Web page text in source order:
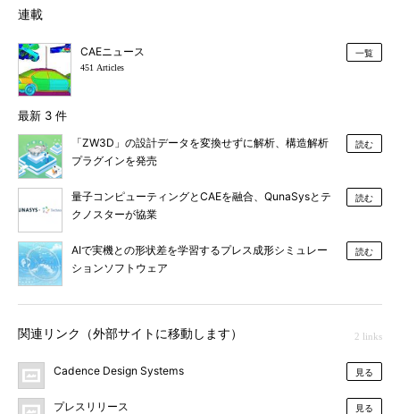
連載
CAEニュース
451 Articles
一覧
最新 3 件
「ZW3D」の設計データを変換せずに解析、構造解析
プラグインを発売
読む
量子コンピューティングとCAEを融合、QunaSysとテ
クノスターが協業
読む
AIで実機との形状差を学習するプレス成形シミュレー
ションソフトウェア
読む
関連リンク（外部サイトに移動します） 2 links
Cadence Design Systems 見る
プレスリリース 見る